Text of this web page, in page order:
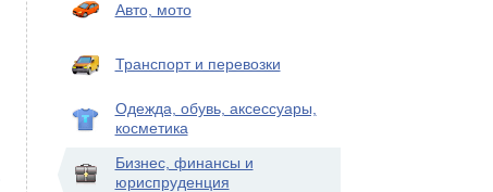
Авто, мото
Транспорт и перевозки
Одежда, обувь, аксессуары,
косметика
Бизнес, финансы и
юриспруденция